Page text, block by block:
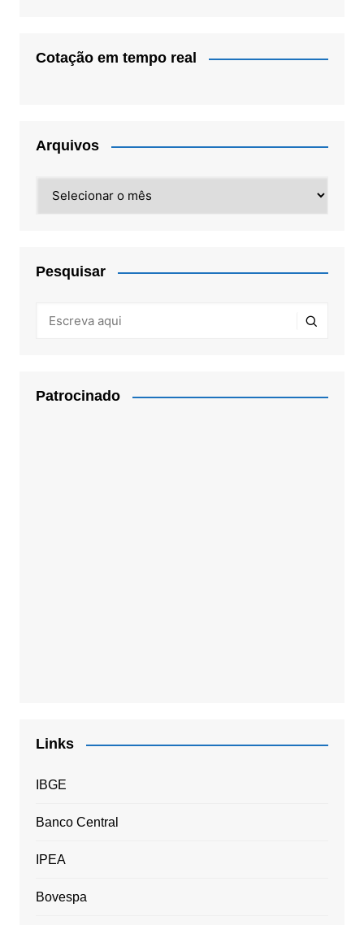
Cotação em tempo real
Arquivos
Pesquisar
Patrocinado
Links
IBGE
Banco Central
IPEA
Bovespa